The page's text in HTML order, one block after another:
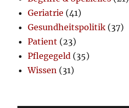
Geriatrie (41)
Gesundheitspolitik (37)
Patient (23)
Pflegegeld (35)
Wissen (31)